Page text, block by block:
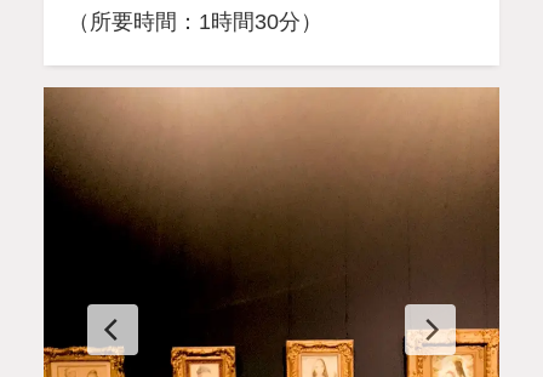
（所要時間：1時間30分）